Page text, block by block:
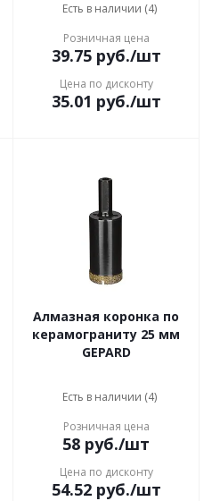
Есть в наличии (4)
Розничная цена
39.75руб./шт
Цена по дисконту
35.01 руб./шт
Алмазная коронка по
керамограниту 25 мм
GEPARD
Есть в наличии (4)
Розничная цена
58 руб./шт
Цена по дисконту
54.52руб./шт